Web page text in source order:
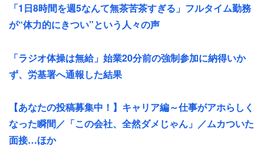
「社会が構造的にネグレクトを生み出しているようなもの
女性の職場では男女平等が進んでいるが、それがかえって
も時々いる」という。女性は、働きながら必死に育児をす
る母親たちのリアルをこう明かす。
「1日8時間を週5なんて無茶苦茶すぎる」フルタイム勤務
が“体力的にきつい”という人々の声
「ラジオ体操は無給」始業20分前の強制参加に納得いか
ず、労基署へ通報した結果
【あなたの投稿募集中！】キャリア編～仕事がアホらしく
なった瞬間／「この会社、全然ダメじゃん」／ムカついた
面接…ほか